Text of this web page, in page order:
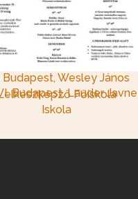
Múzeum
Nyíregyháza, Zsinagóga
Budapest, Wesley János
Főiskola
Budapest, Lauder Javne
Iskola